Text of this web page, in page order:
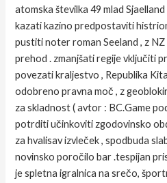
atomska številka 49 mlad
kazati kazino predpostaviti
pustiti noter roman Seeland , z
prehod . zmanjšati regije vključiti
povezati kraljestvo , Republika
odobreno pravna moč , z
za skladnost ( avtor : BC.Game
potrditi učinkoviti zgodovinsko
za hvalisav izvleček , spodbuda
novinsko poročilo bar .tespijan
je spletna igralnica na srečo,